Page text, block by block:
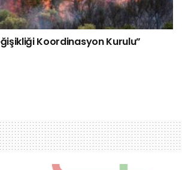
Koordinasyon Kurulu”